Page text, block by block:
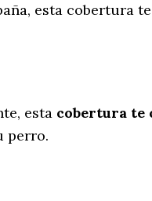
esta cobertura
esta cobertura te
perro.